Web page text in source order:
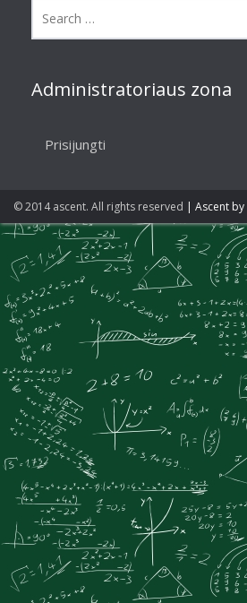
Administratoriaus zona
Prisijungti
© 2014 ascent. All rights reserved | Ascent by